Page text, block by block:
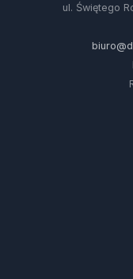
ul. Świętego